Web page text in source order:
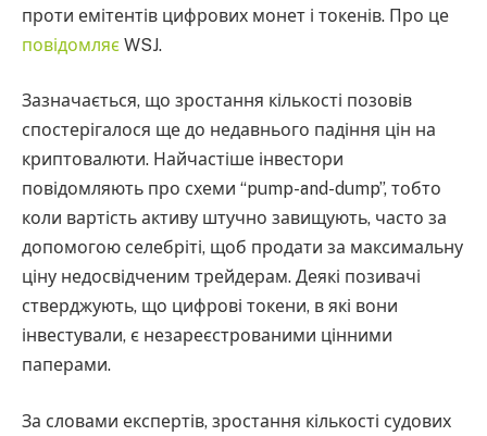
проти емітентів цифрових монет і токенів. Про це
повідомляє WSJ.
Зазначається, що зростання кількості позовів
спостерігалося ще до недавнього падіння цін на
криптовалюти. Найчастіше інвестори
повідомляють про схеми “pump-and-dump”, тобто
коли вартість активу штучно завищують, часто за
допомогою селебріті, щоб продати за максимальну
ціну недосвідченим трейдерам. Деякі позивачі
стверджують, що цифрові токени, в які вони
інвестували, є незареєстрованими цінними
паперами.
За словами експертів, зростання кількості судових